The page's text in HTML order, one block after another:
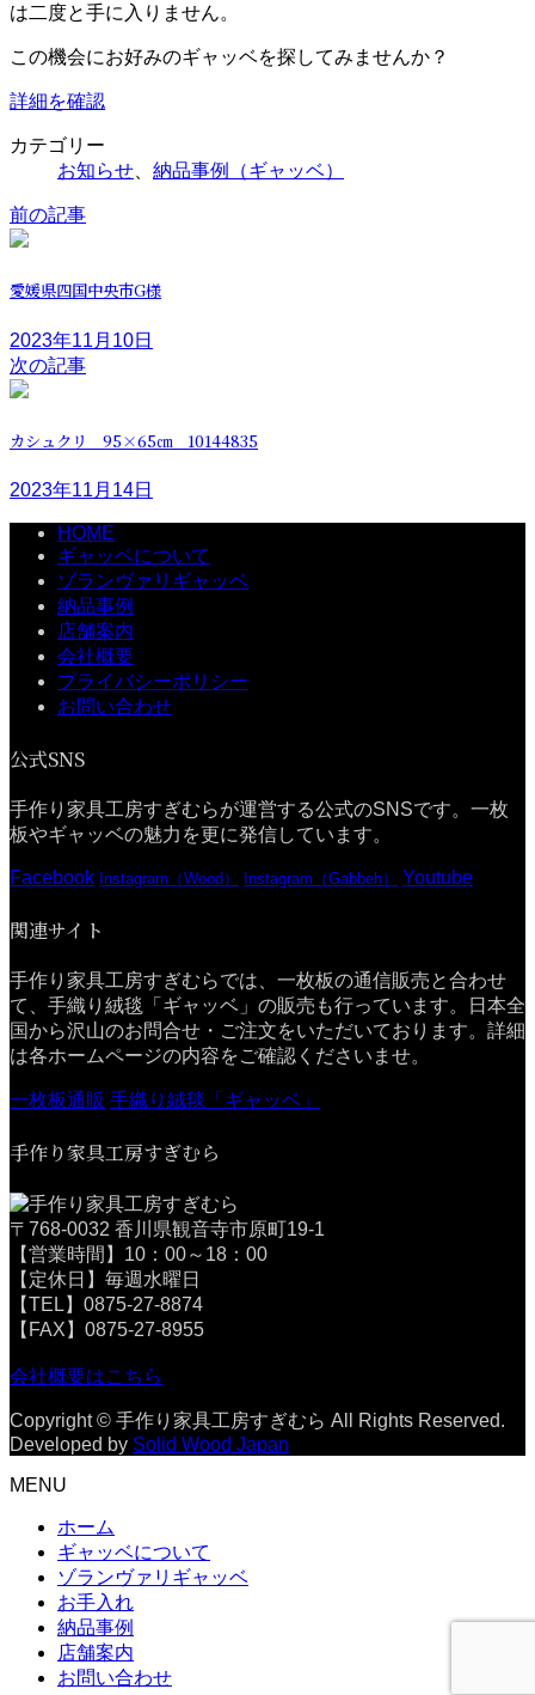
は二度と手に入りません。
この機会にお好みのギャッベを探してみませんか？
詳細を確認
カテゴリー
お知らせ
納品事例（ギャッベ）
前の記事
愛媛県四国中央市G様
2023年11月10日
次の記事
カシュクリ 95×65㎝ 10144835
2023年11月14日
HOME
ギャッベについて
ゾランヴァリギャッベ
納品事例
店舗案内
会社概要
プライバシーポリシー
お問い合わせ
公式SNS
手作り家具工房すぎむらが運営する公式のSNSです。一枚
板やギャッベの魅力を更に発信しています。
Facebook Instagram（Wood） Instagram（Gabbeh） Youtube
関連サイト
手作り家具工房すぎむらでは、一枚板の通信販売と合わせ
て、手織り絨毯「ギャッベ」の販売も行っています。日本全
国から沢山のお問合せ・ご注文をいただいております。詳細
は各ホームページの内容をご確認くださいませ。
一枚板通販 手織り絨毯「ギャッベ」
手作り家具工房すぎむら
〒768-0032 香川県観音寺市原町19-1
【営業時間】10：00～18：00
【定休日】毎週水曜日
【TEL】0875-27-8874
【FAX】0875-27-8955
会社概要はこちら
Copyright © 手作り家具工房すぎむら All Rights Reserved.
Developed by Solid Wood Japan
MENU
ホーム
ギャッベについて
ゾランヴァリギャッベ
お手入れ
納品事例
店舗案内
お問い合わせ